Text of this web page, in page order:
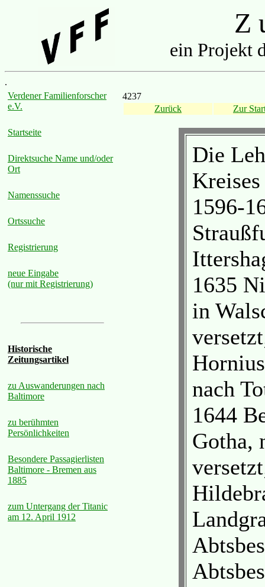
Z
ein Projekt
.
Verdener Familienforscher
e.V.
Startseite
Direktsuche Name und/oder
Ort
Namenssuche
Ortssuche
Registrierung
neue Eingabe
(nur mit Registrierung)
Historische
Zeitungsartikel
zu Auswanderungen nach
Baltimore
zu berühmten
Persönlichkeiten
Besondere Passagierlisten
Baltimore - Bremen aus
1885
zum Untergang der Titanic
am 12. April 1912
4237
Zurück
Zur
Die
1596-
1635
in
nach
1644
Gotha,